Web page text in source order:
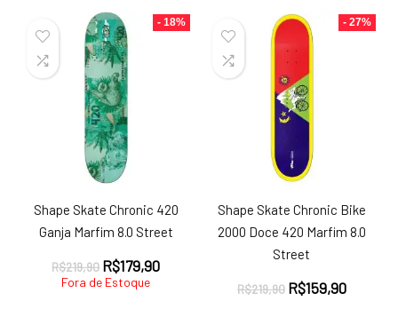
R$349,90.R$319,90.
- 18%
Shape Skate Chronic 420
Ganja Marfim 8.0 Street
R$219,90 O
preço
R$179,90O
Fora de Estoque
- 27%
Shape Skate Chronic Bike
2000 Doce 420 Marfim 8.0
Street
R$219,90 O
R$159,90O